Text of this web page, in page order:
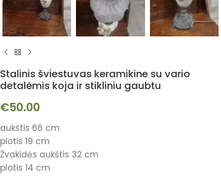
Stalinis šviestuvas keramikine su vario
detalėmis koja ir stikliniu gaubtu
€50.00
aukštis 66 cm
plotis 19 cm
Žvakidės aukštis 32 cm
plotis 14 cm